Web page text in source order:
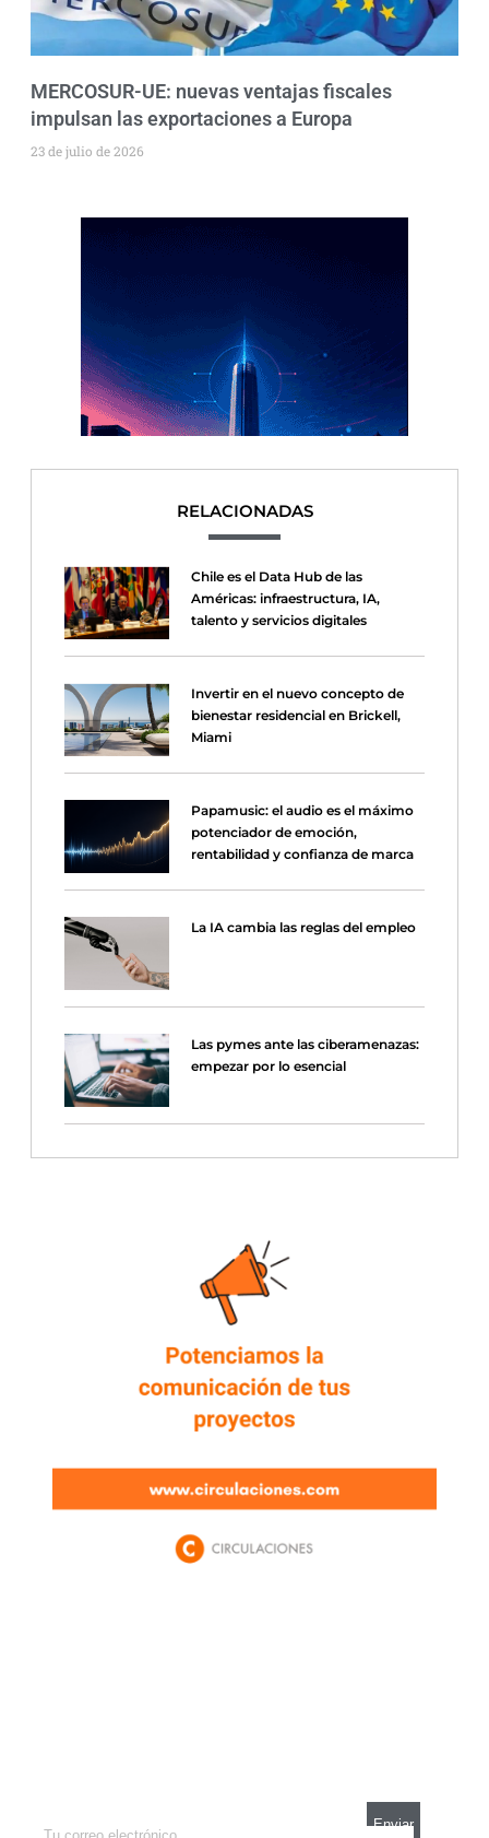
MERCOSUR-UE: nuevas ventajas fiscales
impulsan las exportaciones a Europa
23 de julio de 2026
RELACIONADAS
Chile es el Data Hub de las
Américas: infraestructura, IA,
talento y servicios digitales
Invertir en el nuevo concepto de
bienestar residencial en Brickell,
Miami
Papamusic: el audio es el máximo
potenciador de emoción,
rentabilidad y confianza de marca
La IA cambia las reglas del empleo
Las pymes ante las ciberamenazas:
empezar por lo esencial